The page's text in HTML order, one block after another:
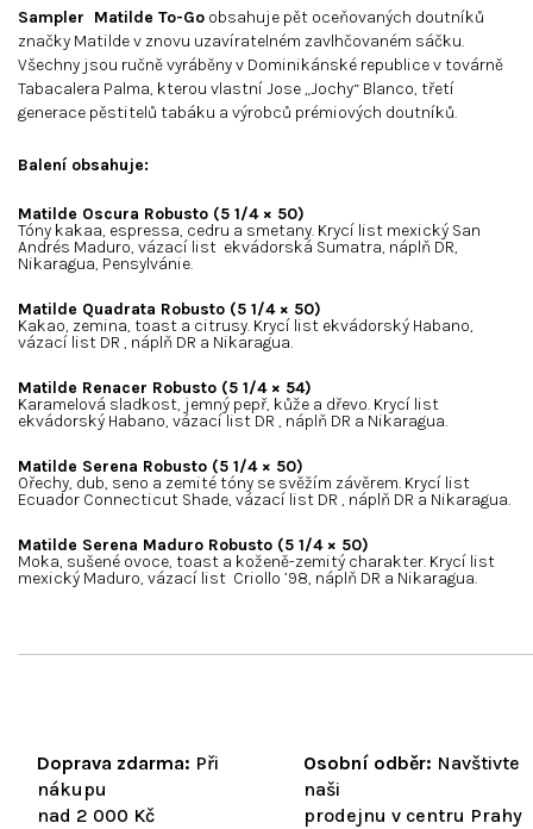
Doprava zdarma: Při
nákupu
nad 2 000 Kč
Osobní odběr: Navštivte
naši
prodejnu v centru Prahy
Sampler Matilde To-Go obsahuje pět oceňovaných doutníků
značky Matilde v znovu uzavíratelném zavlhčovaném sáčku.
Všechny jsou ručně vyráběny v Dominikánské republice v továrně
Tabacalera Palma, kterou vlastní Jose „Jochy“ Blanco, třetí
generace pěstitelů tabáku a výrobců prémiových doutníků.
Balení obsahuje:
Matilde Oscura Robusto (5 1/4 × 50)
Tóny kakaa, espressa, cedru a smetany. Krycí list mexický San
Andrés Maduro, vázací list ekvádorská Sumatra, náplň DR,
Nikaragua, Pensylvánie.
Matilde Quadrata Robusto (5 1/4 × 50)
Kakao, zemina, toast a citrusy. Krycí list ekvádorský Habano,
vázací list DR , náplň DR a Nikaragua.
Matilde Renacer Robusto (5 1/4 × 54)
Karamelová sladkost, jemný pepř, kůže a dřevo. Krycí list
ekvádorský Habano, vázací list DR , náplň DR a Nikaragua.
Matilde Serena Robusto (5 1/4 × 50)
Ořechy, dub, seno a zemité tóny se svěžím závěrem. Krycí list
Ecuador Connecticut Shade, vázací list DR , náplň DR a Nikaragua.
Matilde Serena Maduro Robusto (5 1/4 × 50)
Moka, sušené ovoce, toast a koženě-zemitý charakter. Krycí list
mexický Maduro, vázací list Criollo ’98, náplň DR a Nikaragua.